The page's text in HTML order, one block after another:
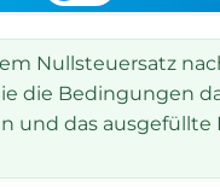
Nullsteuersatz nach
die Bedingungen
und das ausgefüllte